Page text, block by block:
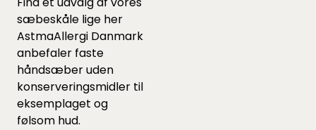
sæbeskåle lige her
AstmaAllergi Danmark
anbefaler faste
håndsæber uden
konserveringsmidler til
eksemplaget og
følsom hud.